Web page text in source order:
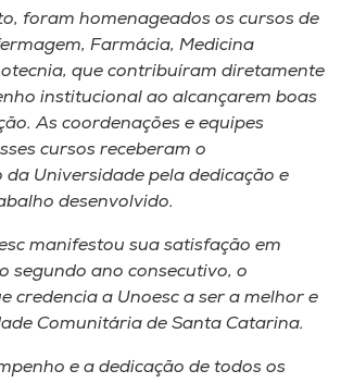
foram homenageados os cursos de
Farmácia, Medicina
que contribuíram diretamente
institucional ao alcançarem boas
As coordenações e equipes
cursos receberam o
da Universidade pela dedicação e
desenvolvido.
manifestou sua satisfação em
segundo ano consecutivo, o
credencia a Unoesc a ser a melhor e
Comunitária de Santa Catarina.
e a dedicação de todos os